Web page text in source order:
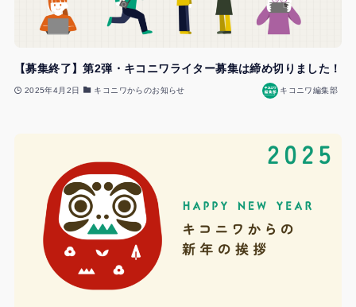
【募集終了】第2弾・キコニワライター募集は締め切りました！
2025年4月2日 キコニワからのお知らせ キコニワ編集部